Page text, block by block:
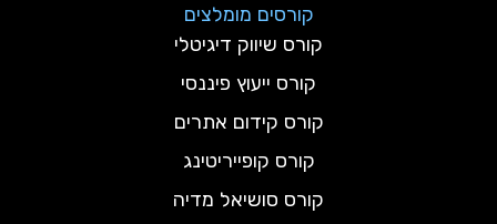
קורסים מומלצים
קורס שיווק דיגיטלי
קורס ייעוץ פיננסי
קורס קידום אתרים
קורס קופייריטינג
קורס סושיאל מדיה